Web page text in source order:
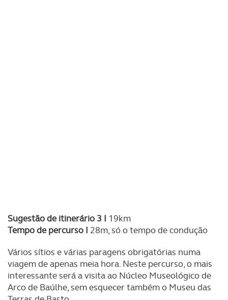
Sugestão de itinerário 3 I 19km
Tempo de percurso I 28m, só o tempo de condução
Vários sítios e várias paragens obrigatórias numa
viagem de apenas meia hora. Neste percurso, o mais
interessante será a visita ao Núcleo Museológico de
Arco de Baúlhe, sem esquecer também o Museu das